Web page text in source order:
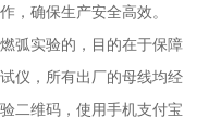
，确保生产安全高效。
弧实验的，目的在于保障
仪，所有出厂的母线均经
二维码，使用手机支付宝